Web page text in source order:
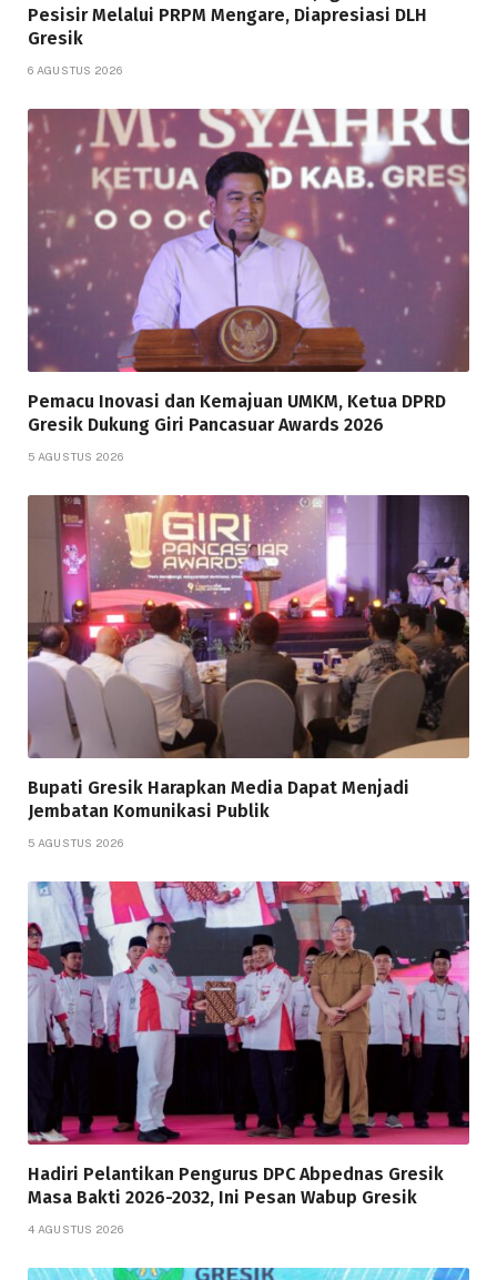
Pesisir Melalui PRPM Mengare, Diapresiasi DLH
Gresik
6 AGUSTUS 2026
Pemacu Inovasi dan Kemajuan UMKM, Ketua DPRD
Gresik Dukung Giri Pancasuar Awards 2026
5 AGUSTUS 2026
Bupati Gresik Harapkan Media Dapat Menjadi
Jembatan Komunikasi Publik
5 AGUSTUS 2026
Hadiri Pelantikan Pengurus DPC Abpednas Gresik
Masa Bakti 2026-2032, Ini Pesan Wabup Gresik
4 AGUSTUS 2026